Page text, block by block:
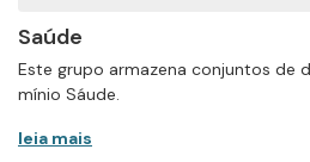
Saúde
Este grupo armazena conjuntos de
mínio Sáude.
leia mais